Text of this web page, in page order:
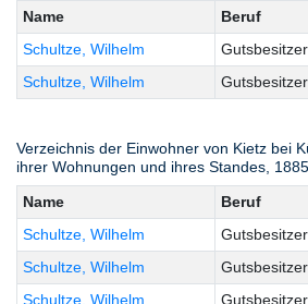
Name
Beruf
Schultze, Wilhelm
Gutsbesitzer
Schultze, Wilhelm
Gutsbesitzer
Verzeichnis der Einwohner von Kietz bei
ihrer Wohnungen und ihres Standes,
Name
Beruf
Schultze, Wilhelm
Gutsbesitzer
Schultze, Wilhelm
Gutsbesitzer
Schultze, Wilhelm
Gutsbesitzer